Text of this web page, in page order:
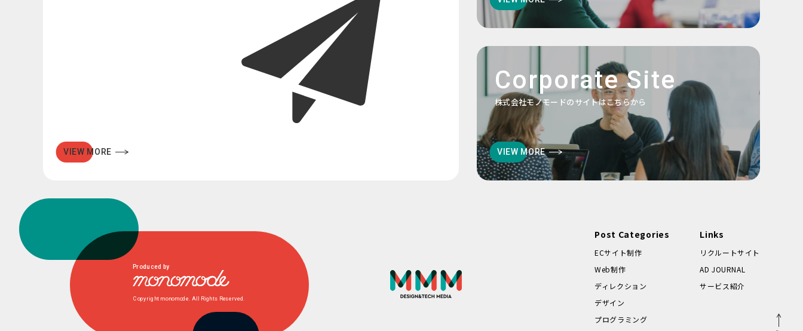
VIEW MORE
Corporate Site
株式会社モノモードのサイトはこちらから
VIEW MORE
Post Categories
ECサイト制作
Web制作
ディレクション
デザイン
プログラミング
Links
リクルートサイト
AD JOURNAL
サービス紹介
Produced by
Copyright monomode. All Rights Reserved.